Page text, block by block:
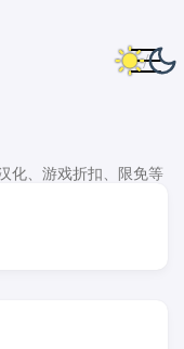
化、游戏折扣、限免等